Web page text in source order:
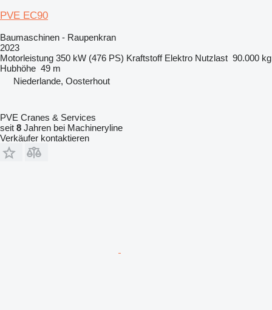
PVE EC90
Baumaschinen - Raupenkran
2023
Motorleistung 350 kW (476 PS) Kraftstoff Elektro Nutzlast 90.000 kg
Hubhöhe 49 m
Niederlande, Oosterhout
PVE Cranes & Services
seit 8 Jahren bei Machineryline
Verkäufer kontaktieren